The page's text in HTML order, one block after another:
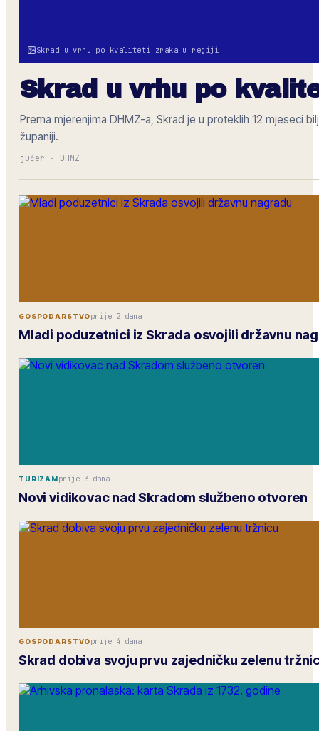
Skrad u vrhu po kvaliteti zraka u regiji
Skrad u vrhu po
Prema mjerenjima DHMZ-a, Skrad je u proteklih 12 mjeseci
županiji.
jučer · DHMZ
GOSPODARSTVOprije 2 dana
Mladi poduzetnici iz Skrada osvojili državnu
TURIZAMprije 3 dana
Novi vidikovac nad Skradom službeno otvoren
GOSPODARSTVOprije 4 dana
Skrad dobiva svoju prvu zajedničku zelenu